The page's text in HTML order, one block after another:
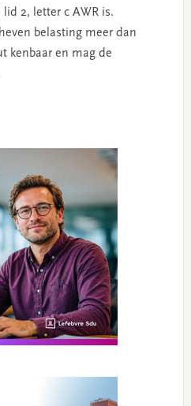
2, letter c AWR is.
belasting meer dan
kenbaar en mag de